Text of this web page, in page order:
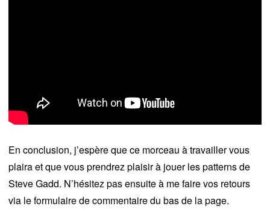
En conclusion, j’espère que ce morceau à travailler vous
plaira et que vous prendrez plaisir à jouer les patterns de
Steve Gadd. N’hésitez pas ensuite à me faire vos retours
via le formulaire de commentaire du bas de la page.